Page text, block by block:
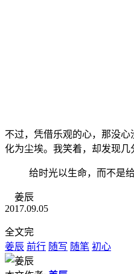
不过，凭借乐观的心，那没
化为尘埃。我笑着，却发现
给时光以生命，而不是
姜辰
2017.09.05
全文完
姜辰 前行 随写 随笔 初心